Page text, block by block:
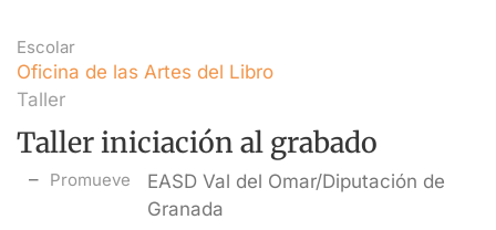
Escolar
Oficina de las Artes del Libro
Taller
Taller iniciación al grabado
Promueve
EASD Val del Omar/Diputación de
Granada